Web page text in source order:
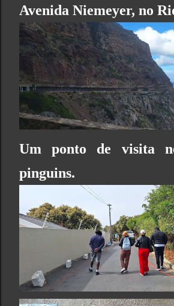
Avenida Niemeyer, no
Um ponto de visita
pinguins.